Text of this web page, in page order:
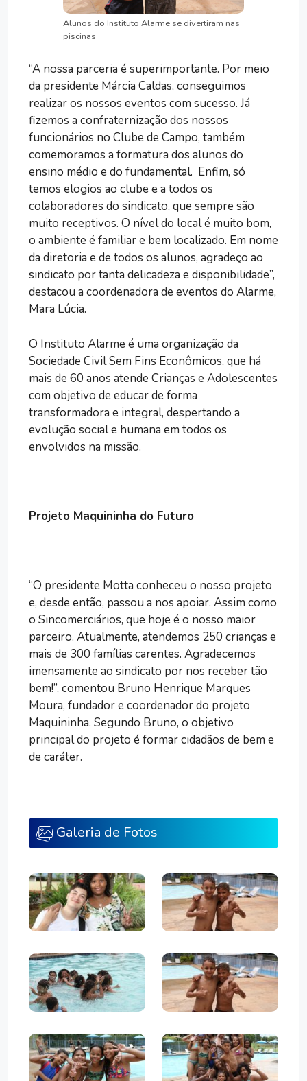
Alunos do Instituto Alarme se divertiram nas
piscinas
“A nossa parceria é superimportante. Por meio
da presidente Márcia Caldas, conseguimos
realizar os nossos eventos com sucesso. Já
fizemos a confraternização dos nossos
funcionários no Clube de Campo, também
comemoramos a formatura dos alunos do
ensino médio e do fundamental. Enfim, só
temos elogios ao clube e a todos os
colaboradores do sindicato, que sempre são
muito receptivos. O nível do local é muito bom,
o ambiente é familiar e bem localizado. Em nome
da diretoria e de todos os alunos, agradeço ao
sindicato por tanta delicadeza e disponibilidade”,
destacou a coordenadora de eventos do Alarme,
Mara Lúcia.
O Instituto Alarme é uma organização da
Sociedade Civil Sem Fins Econômicos, que há
mais de 60 anos atende Crianças e Adolescentes
com objetivo de educar de forma
transformadora e integral, despertando a
evolução social e humana em todos os
envolvidos na missão.
Projeto Maquininha do Futuro
“O presidente Motta conheceu o nosso projeto
e, desde então, passou a nos apoiar. Assim como
o Sincomerciários, que hoje é o nosso maior
parceiro. Atualmente, atendemos 250 crianças e
mais de 300 famílias carentes. Agradecemos
imensamente ao sindicato por nos receber tão
bem!”, comentou Bruno Henrique Marques
Moura, fundador e coordenador do projeto
Maquininha. Segundo Bruno, o objetivo
principal do projeto é formar cidadãos de bem e
de caráter.
Galeria de Fotos